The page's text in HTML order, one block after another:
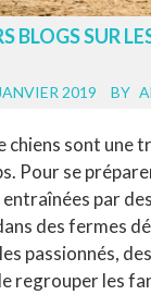
BLOGS SUR
2019 BY
chiens sont une
Pour se
par
des fermes
passionnés,
regrouper les